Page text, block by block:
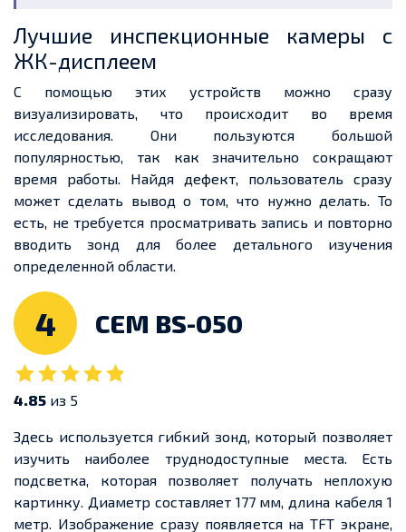
Лучшие инспекционные камеры с
ЖК-дисплеем
С помощью этих устройств можно сразу
визуализировать, что происходит во время
исследования. Они пользуются большой
популярностью, так как значительно сокращают
время работы. Найдя дефект, пользователь сразу
может сделать вывод о том, что нужно делать. То
есть, не требуется просматривать запись и повторно
вводить зонд для более детального изучения
определенной области.
4 CEM BS-050
4.85 из 5
Здесь используется гибкий зонд, который позволяет
изучить наиболее труднодоступные места. Есть
подсветка, которая позволяет получать неплохую
картинку. Диаметр составляет 177 мм, длина кабеля 1
метр. Изображение сразу появляется на TFT экране,